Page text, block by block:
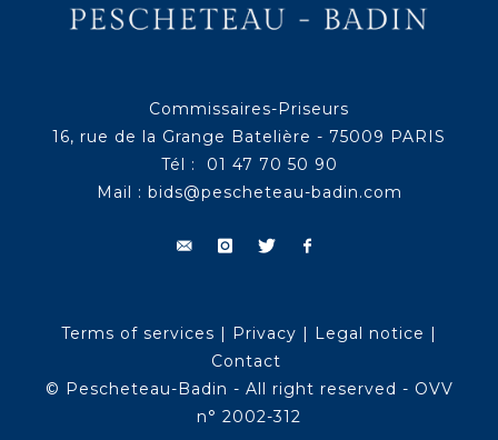
Commissaires-Priseurs
16, rue de la Grange Batelière - 75009 PARIS
Tél : 01 47 70 50 90
Mail : bids@pescheteau-badin.com
Terms of services | Privacy | Legal notice |
Contact
© Pescheteau-Badin - All right reserved - OVV
n° 2002-312